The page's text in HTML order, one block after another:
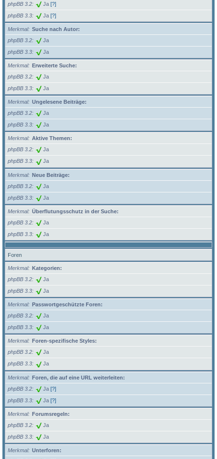
phpBB 3.2
Ja [?]
phpBB 3.3 Ja [?]
Merkmal
Suche nach Autor:
phpBB 3.2
Ja
phpBB 3.3 Ja
Merkmal
Erweiterte Suche:
phpBB 3.2
Ja
phpBB 3.3 Ja
Merkmal
Ungelesene Beiträge:
phpBB 3.2
Ja
phpBB 3.3 Ja
Merkmal
Aktive Themen:
phpBB 3.2
Ja
phpBB 3.3 Ja
Merkmal
Neue Beiträge:
phpBB 3.2
Ja
phpBB 3.3 Ja
Merkmal
Überflutungsschutz in der Suche:
phpBB 3.2
Ja
phpBB 3.3 Ja
Foren
Merkmal
Kategorien:
phpBB 3.2
Ja
phpBB 3.3 Ja
Merkmal
Passwortgeschützte Foren:
phpBB 3.2
Ja
phpBB 3.3 Ja
Merkmal
Foren-spezifische Styles:
phpBB 3.2
Ja
phpBB 3.3 Ja
Merkmal
Foren, die auf eine URL weiterleiten:
phpBB 3.2
Ja [?]
phpBB 3.3 Ja [?]
Merkmal
Forumsregeln:
phpBB 3.2
Ja
phpBB 3.3 Ja
Merkmal
Unterforen: